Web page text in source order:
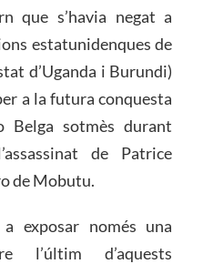
que s’havia negat a
estatunidenques de
d’Uganda i Burundi)
a la futura conquesta
Belga sotmès durant
de Patrice
de Mobutu.
exposar només una
l’últim d’aquests